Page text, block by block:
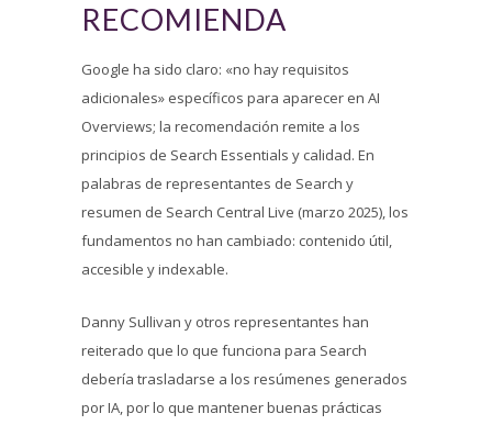
RECOMIENDA
Google ha sido claro: «no hay requisitos
adicionales» específicos para aparecer en AI
Overviews; la recomendación remite a los
principios de Search Essentials y calidad. En
palabras de representantes de Search y
resumen de Search Central Live (marzo 2025), los
fundamentos no han cambiado: contenido útil,
accesible y indexable.
Danny Sullivan y otros representantes han
reiterado que lo que funciona para Search
debería trasladarse a los resúmenes generados
por IA, por lo que mantener buenas prácticas